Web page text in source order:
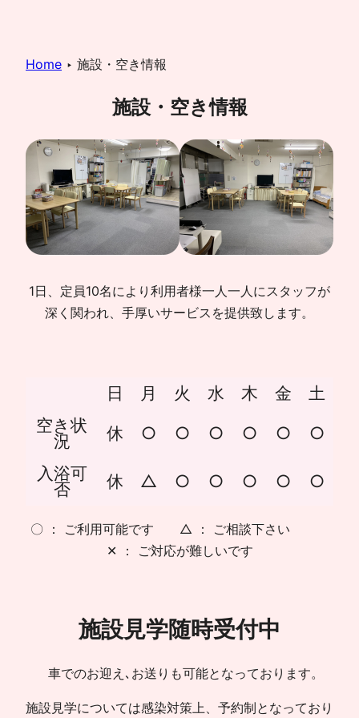
Home ‣ 施設・空き情報
施設・空き情報
1日、定員10名により利用者様一人一人にスタッフが
深く関われ、手厚いサービスを提供致します。
日 月 火 水 木 金
土
空き状
況
休 ○ ○ ○ ○ ○
○
入浴可
否
休 △ ○ ○ ○ ○ ○
〇 ： ご利用可能です △ ： ご相談下さい
✕ ： ご対応が難しいです
施設見学随時受付中
車でのお迎え､お送りも可能となっております。
施設見学については感染対策上、予約制となっており